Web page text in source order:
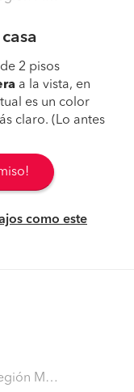
2 pisos
a la vista, en
es un color
claro. (Lo antes
como este
- Santiago)